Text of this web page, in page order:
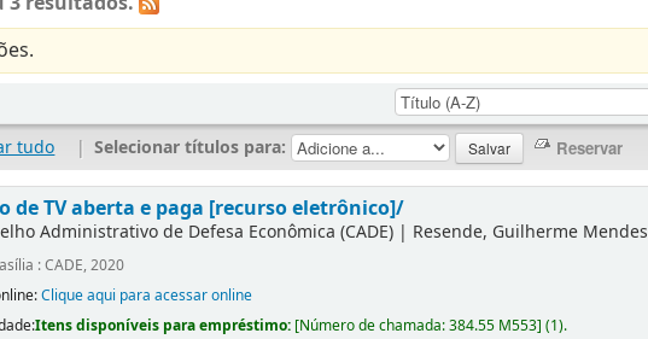
tudo | Selecionar títulos para:
de TV aberta e paga [recurso eletrônico]/
Administrativo de Defesa Econômica (CADE) | Resende, Guilherme Mendes
: CADE, 2020
Clique aqui para acessar online
Itens disponíveis para empréstimo: [Número de chamada:384.55 M553](1).